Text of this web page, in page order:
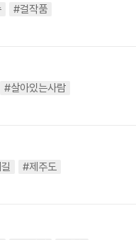
#걸작품
#살아있는사람
#제주도